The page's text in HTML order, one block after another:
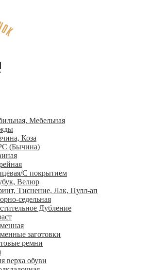
Мебельная
Коза
(Бычина)
С покрытием
Велюр
Тиснение, Лак, Пулл-ап
седельная
Дубление
заготовки
ремни
верха обуви